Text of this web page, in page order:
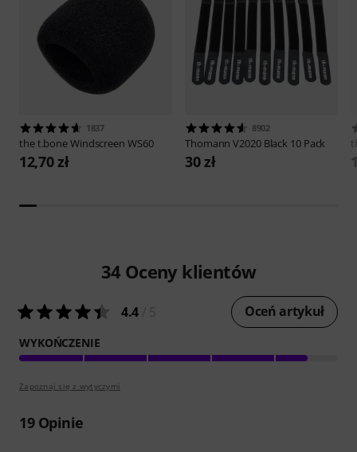
1837
the t.boneWindscreen WS60
12,70 zł
8902
ThomannV2020 Black 10 Pack
30 zł
34 Oceny klientów
4.4 Oceń artykuł
WYKOŃCZENIE
Zapoznaj się z wytyczymi
19Opinie